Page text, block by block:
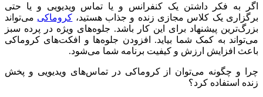
اگر به فکر داشتن یک کنفرانس و یا تماس ویدیویی و یا حتی
برگزاری یک کلاس مجازی زنده و جذاب هستید، کروماکی می‌تواند
بزرگ‌ترین پیشنهاد برای این کار باشد. جلوه‌های ویژه در پرده سبز
می‌تواند به کمک شما بیاید. افزودن جلوه‌ها و افکت‌های کروماکی
باعث افزایش ارزش و کیفیت برنامه شما می‌شود.
چرا و چگونه می‌توان از کروماکی در تماس‌های ویدیویی و پخش
زنده استفاده کرد؟